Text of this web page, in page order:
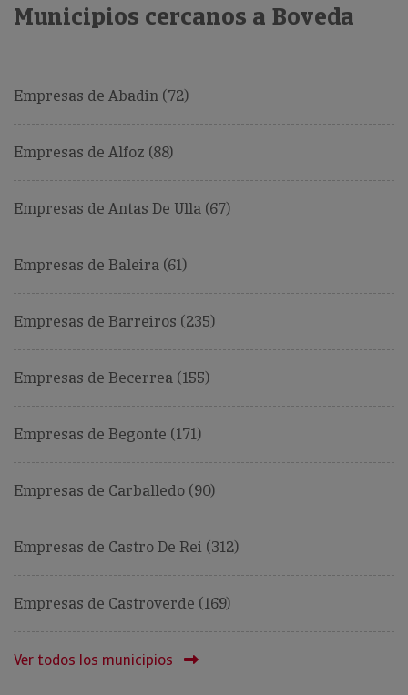
Municipios cercanos a Boveda
Empresas de Abadin (72)
Empresas de Alfoz (88)
Empresas de Antas De Ulla (67)
Empresas de Baleira (61)
Empresas de Barreiros (235)
Empresas de Becerrea (155)
Empresas de Begonte (171)
Empresas de Carballedo (90)
Empresas de Castro De Rei (312)
Empresas de Castroverde (169)
Ver todos los municipios